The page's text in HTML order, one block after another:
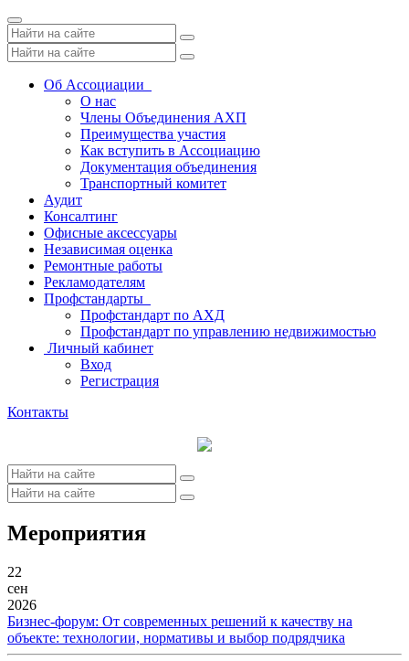
Toggle
navigation
Об Ассоциации
О нас
Члены Объединения АХП
Преимущества участия
Как вступить в Ассоциацию
Документация объединения
Транспортный комитет
Аудит
Консалтинг
Офисные аксессуары
Независимая оценка
Ремонтные работы
Рекламодателям
Профстандарты
Профстандарт по АХД
Профстандарт по управлению недвижимостью
Личный кабинет
Вход
Регистрация
Контакты
Мероприятия
22
сен
2026
Бизнес-форум: От современных решений к качеству на
объекте: технологии, нормативы и выбор подрядчика